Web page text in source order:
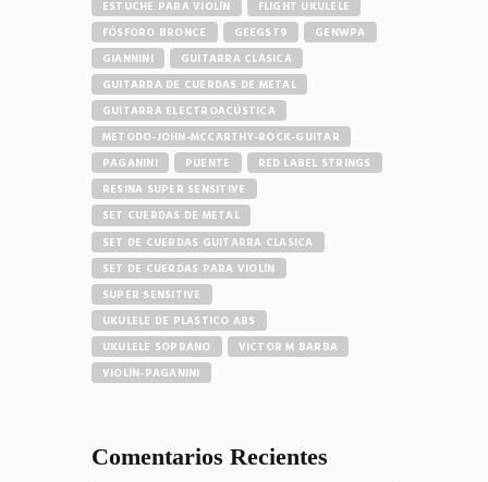
ESTUCHE PARA VIOLÍN
FLIGHT UKULELE
FÓSFORO BRONCE
GEEGST9
GENWPA
GIANNINI
GUITARRA CLÁSICA
GUITARRA DE CUERDAS DE METAL
GUITARRA ELECTROACÚSTICA
METODO-JOHN-MCCARTHY-ROCK-GUITAR
PAGANINI
PUENTE
RED LABEL STRINGS
RESINA SUPER SENSITIVE
SET CUERDAS DE METAL
SET DE CUERDAS GUITARRA CLASICA
SET DE CUERDAS PARA VIOLÍN
SUPER SENSITIVE
UKULELE DE PLASTICO ABS
UKULELE SOPRANO
VICTOR M BARBA
VIOLÍN-PAGANINI
Comentarios Recientes